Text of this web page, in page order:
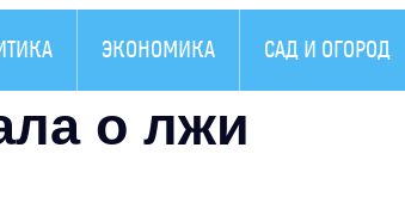
ЭКОНОМИКА САД И ОГОРОД
о лжи